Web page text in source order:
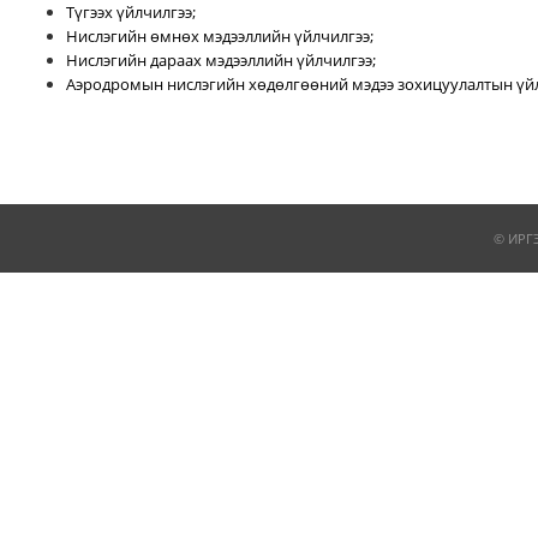
Түгээх үйлчилгээ;
Нислэгийн өмнөх мэдээллийн үйлчилгээ;
Нислэгийн дараах мэдээллийн үйлчилгээ;
Аэродромын нислэгийн хөдөлгөөний мэдээ зохицуулалтын
©